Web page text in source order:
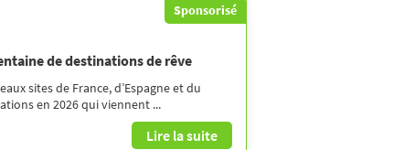
Sponsorisé
de destinations de rêve
sites de France, d’Espagne et du
en 2026 qui viennent ...
Lire la suite